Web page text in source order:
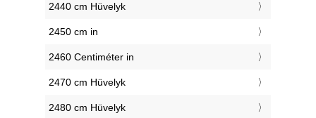
2440 cm Hüvelyk
2450 cm in
2460 Centiméter in
2470 cm Hüvelyk
2480 cm Hüvelyk